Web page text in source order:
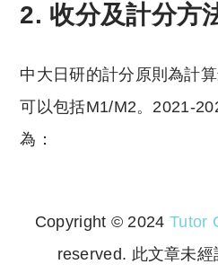
2. 收分及計分方
中大日研的計分原則為計
可以包括M1/M2。2021-
為：
Copyright © 2024 Tutor
reserved. 此文章未經